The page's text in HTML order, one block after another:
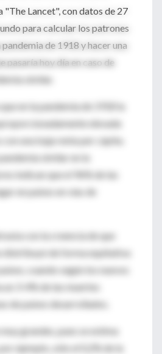
"The Lancet", con datos de 27
para calcular los patrones
de 1918 y hacer una
pasaría hoy día en caso de
similar.
en la pandemia de 1918 la
elevada
con una baja renta per cápita.
similar en la
indican que el 96% de las
en países en vías de
con la creencia de que
distribuyó de forma equitativa
cuando según los nuevos
un 3-4% de las muertes
de países desarrollados.
grandes, pues se estima
ejemplo, sólo el 0,2% de la